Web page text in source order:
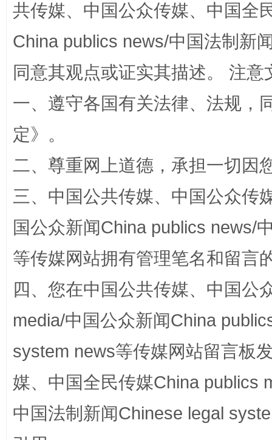
解纷+调解+退费，一次搞定
站台名比不上好声名
共传媒、中国公众传媒、中国全
China publics news/中国法制新
同意其观点或证实其描述。 注
一、遵守各国有关法律、法规，
定》。
二、尊重网上道德，承担一切因
三、中国公共传媒、中国公众传
国公众新闻China publics news/
等传媒网站拥有管理笔名和留言
四、您在中国公共传媒、中国公
media/中国公众新闻China
system news等传媒网站留言板
媒、中国全民传媒China publics
中国法制新闻Chinese legal